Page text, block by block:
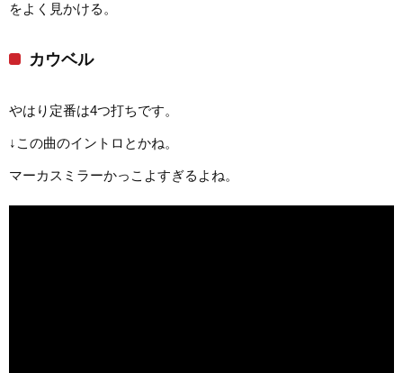
をよく見かける。
カウベル
やはり定番は4つ打ちです。
↓この曲のイントロとかね。
マーカスミラーかっこよすぎるよね。